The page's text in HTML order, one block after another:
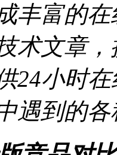
丰富的
术文章
24小时
遇到的